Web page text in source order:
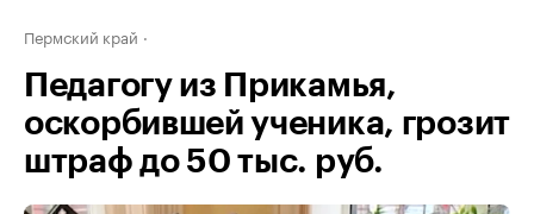
Пермский край
Педагогу из Прикамья,
оскорбившей ученика, грозит
штраф до 50 тыс. руб.